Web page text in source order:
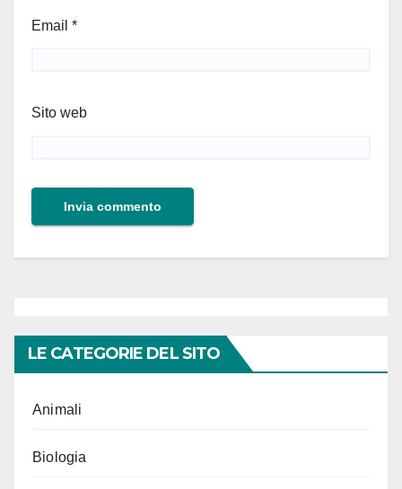
Email *
Sito web
LE CATEGORIE DEL SITO
Animali
Biologia